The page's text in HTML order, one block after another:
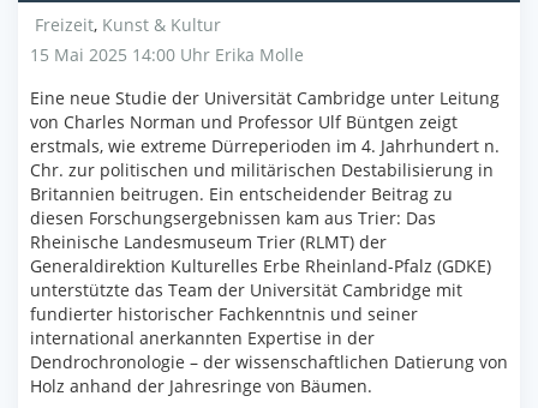
Freizeit, Kunst & Kultur
15 Mai 2025 14:00 Uhr Erika Molle
Eine neue Studie der Universität Cambridge unter Leitung
von Charles Norman und Professor Ulf Büntgen zeigt
erstmals, wie extreme Dürreperioden im 4. Jahrhundert n.
Chr. zur politischen und militärischen Destabilisierung in
Britannien beitrugen. Ein entscheidender Beitrag zu
diesen Forschungsergebnissen kam aus Trier: Das
Rheinische Landesmuseum Trier (RLMT) der
Generaldirektion Kulturelles Erbe Rheinland-Pfalz (GDKE)
unterstützte das Team der Universität Cambridge mit
fundierter historischer Fachkenntnis und seiner
international anerkannten Expertise in der
Dendrochronologie – der wissenschaftlichen Datierung von
Holz anhand der Jahresringe von Bäumen.